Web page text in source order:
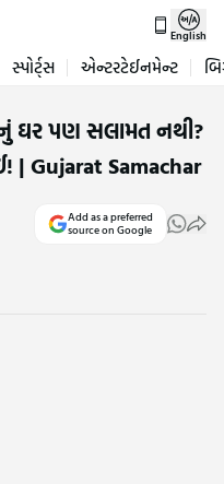
English
સ્પોર્ટ્સ એન્ટરટેઈનમેન્ટ
ઘર પણ સલામત નથી?
| Gujarat Samachar
Add as a preferred
source on Google